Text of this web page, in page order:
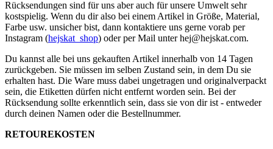
Rücksendungen sind für uns aber auch für unsere Umwelt sehr
kostspielig. Wenn du dir also bei einem Artikel in Größe, Material,
Farbe usw. unsicher bist, dann kontaktiere uns gerne vorab per
Instagram (hejskat_shop) oder per Mail unterhej@hejskat.com.
Du kannst alle bei uns gekauften Artikel innerhalb von 14 Tagen
zurückgeben. Sie müssen im selben Zustand sein, in dem Du sie
erhalten hast. Die Ware muss dabei ungetragen und originalverpackt
sein, die Etiketten dürfen nicht entfernt worden sein. Bei der
Rücksendung sollte erkenntlich sein, dass sie von dir ist - entweder
durch deinen Namen oder die Bestellnummer.
RETOUREKOSTEN